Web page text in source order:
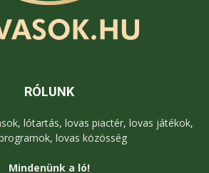
RÓLUNK
lótartás, lovas piactér, lovas játékok,
lovas közösség
Mindenünk a ló!